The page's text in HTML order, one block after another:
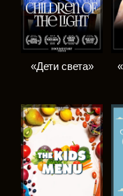
«Дети света»